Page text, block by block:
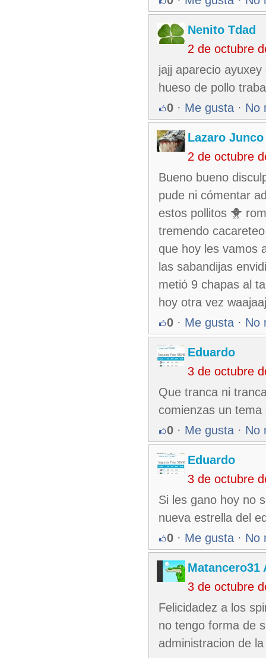
Nenito Tdad
2 de octubre
jajj aparecio
hueso de pollo
0 · Me gusta · No
Lazaro Junco
2 de octubre
Bueno bueno
pude ni cómentar
estos pollitos 🐥
tremendo
que hoy les vamos
las sabandijas
metió 9 chapas al
hoy otra vez
0 · Me gusta · No
Eduardo
3 de octubre
Que tranca ni
comienzas un
0 · Me gusta · No
Eduardo
3 de octubre
Si les gano hoy no
nueva estrella del
0 · Me gusta · No
Matancero31
3 de octubre
Felicidadez a los
no tengo forma de
administracion de